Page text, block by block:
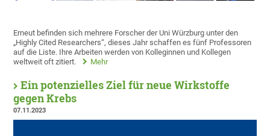
Erneut befinden sich mehrere Forscher der Uni Würzburg unter den
„Highly Cited Researchers“, dieses Jahr schaffen es fünf Professoren
auf die Liste. Ihre Arbeiten werden von Kolleginnen und Kollegen
weltweit oft zitiert.
Mehr
Ein potenzielles Ziel für neue Wirkstoffe
gegen Krebs
07.11.2023